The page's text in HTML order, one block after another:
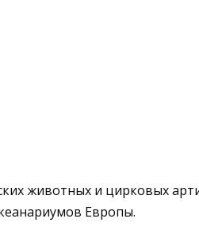
животных и цирковых
Европы.